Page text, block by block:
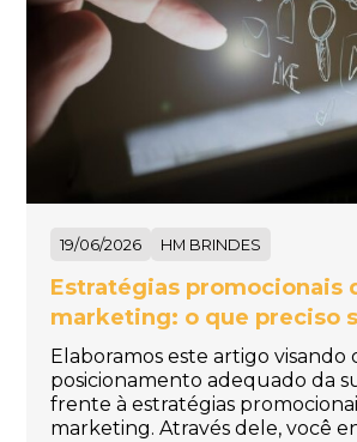
19/06/2026 HM BRINDES
Estratégias promocionais
marketing: o que preciso
Elaboramos este artigo visando
posicionamento adequado da
frente à estratégias
marketing. Através dele, você